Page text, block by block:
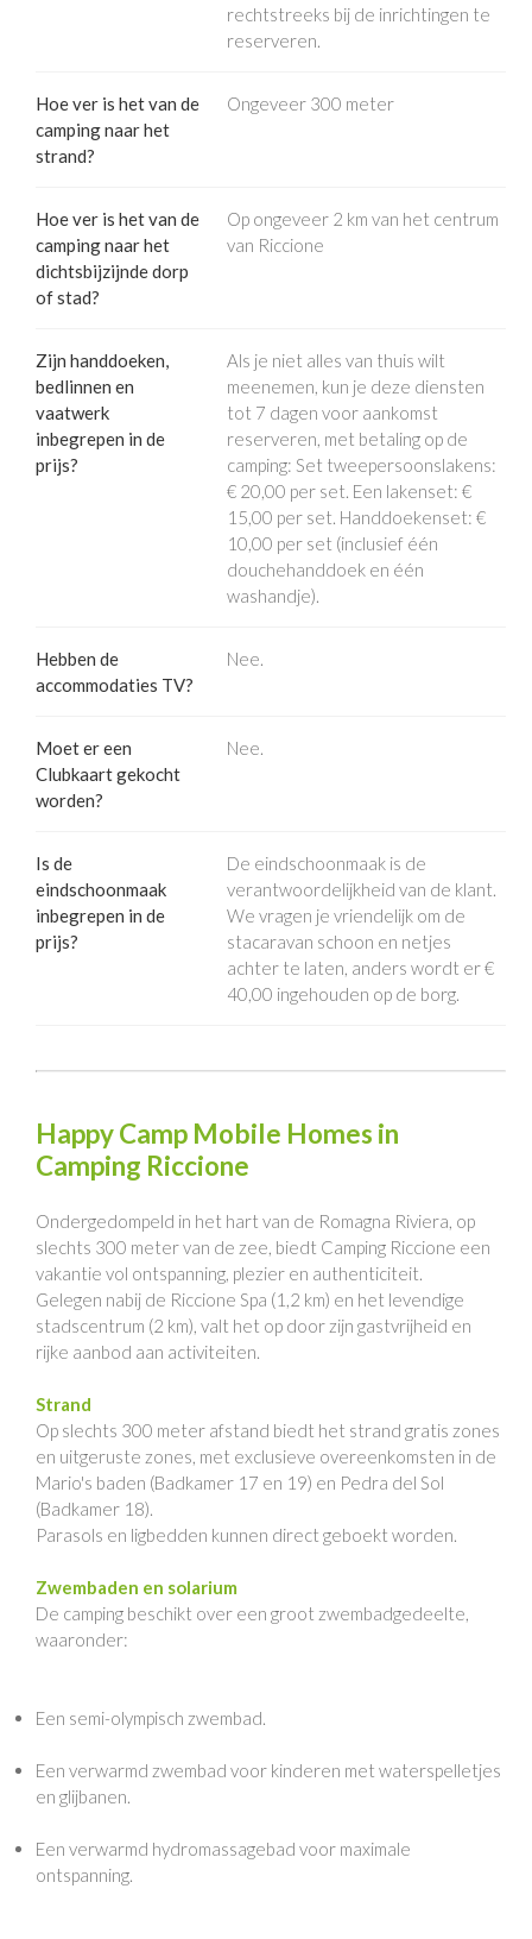
rechtstreeks bij de inrichtingen te
reserveren.
Hoe ver is het van de
camping naar het
strand?
Ongeveer 300 meter
Hoe ver is het van de
camping naar het
dichtsbijzijnde dorp
of stad?
Op ongeveer 2 km van het centrum
van Riccione
Zijn handdoeken,
bedlinnen en
vaatwerk
inbegrepen in de
prijs?
Als je niet alles van thuis wilt
meenemen, kun je deze diensten
tot 7 dagen voor aankomst
reserveren, met betaling op de
camping: Set tweepersoonslakens:
€ 20,00 per set. Een lakenset: €
15,00 per set. Handdoekenset: €
10,00 per set (inclusief één
douchehanddoek en één
washandje).
Hebben de
accommodaties TV?
Nee.
Moet er een
Clubkaart gekocht
worden?
Nee.
Is de
eindschoonmaak
inbegrepen in de
prijs?
De eindschoonmaak is de
verantwoordelijkheid van de klant.
We vragen je vriendelijk om de
stacaravan schoon en netjes
achter te laten, anders wordt er €
40,00 ingehouden op de borg.
Happy Camp Mobile Homes in
Camping Riccione
Ondergedompeld in het hart van de Romagna Riviera, op
slechts 300 meter van de zee, biedt Camping Riccione een
vakantie vol ontspanning, plezier en authenticiteit.
Gelegen nabij de Riccione Spa (1,2 km) en het levendige
stadscentrum (2 km), valt het op door zijn gastvrijheid en
rijke aanbod aan activiteiten.
Strand
Op slechts 300 meter afstand biedt het strand gratis zones
en uitgeruste zones, met exclusieve overeenkomsten in de
Mario's baden (Badkamer 17 en 19) en Pedra del Sol
(Badkamer 18).
Parasols en ligbedden kunnen direct geboekt worden.
Zwembaden en solarium
De camping beschikt over een groot zwembadgedeelte,
waaronder:
Een semi-olympisch zwembad.
Een verwarmd zwembad voor kinderen met waterspelletjes
en glijbanen.
Een verwarmd hydromassagebad voor maximale
ontspanning.